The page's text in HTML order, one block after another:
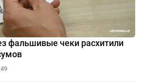
фальшивые чеки расхитили